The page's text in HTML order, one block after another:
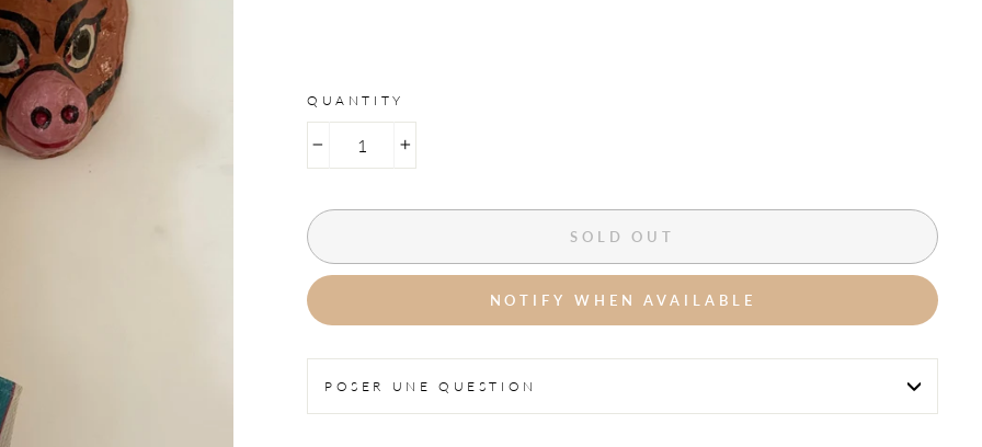
QUANTITY
SOLD OUT
NOTIFY WHEN AVAILABLE
POSER UNE QUESTION